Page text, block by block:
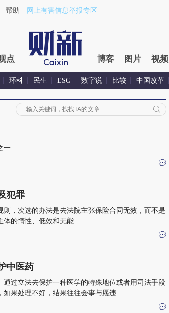
帮助 网上有害信息举报专区
点 博客 图片 视频
环科 民生 ESG 数字说 比较 中国改革
一
犯罪
，次选的办法是去法院主张保险合同无效，而不是
体的惰性、低效和无能
中医药
过立法去保护一种医学的特殊地位或者用司法手段
果处理不好，结果往往会事与愿违